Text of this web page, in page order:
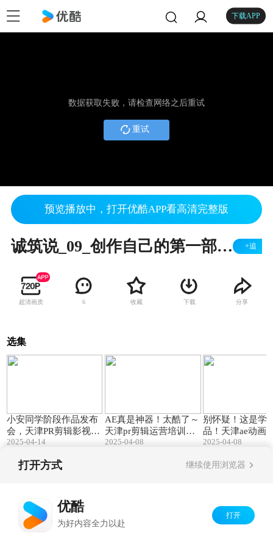
下载APP
数据获取失败，请检查网络之后重试
重试
预览播放中，打开优酷APP看高清完整版
诚筑说_09_创作自己的第一部短片 +追
超清画质 6 收藏 下载 分享
选集
小安同学阶段作品发布
会，天津PR剪辑影视后
期短视频运营AE培训班
2025-04-14
AE真是神器！太酷了～
天津pr剪辑运营培训班|
PR短视频运营培训
2025-04-08
别怀疑！这是学
品！天津ae动画
PR短视频运营培
2025-04-08
打开方式 继续使用浏览器
优酷
为好内容全力以赴
打开